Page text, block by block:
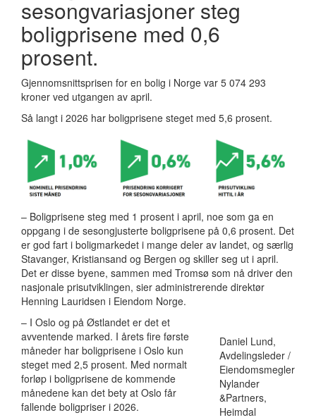
sesongvariasjoner steg
boligprisene med 0,6
prosent.
Gjennomsnittsprisen for en bolig i Norge var 5 074 293
kroner ved utgangen av april.
Så langt i 2026 har boligprisene steget med 5,6 prosent.
– Boligprisene steg med 1 prosent i april, noe som ga en
oppgang i de sesongjusterte boligprisene på 0,6 prosent. Det
er god fart i boligmarkedet i mange deler av landet, og særlig
Stavanger, Kristiansand og Bergen og skiller seg ut i april.
Det er disse byene, sammen med Tromsø som nå driver den
nasjonale prisutviklingen, sier administrerende direktør
Henning Lauridsen i Eiendom Norge.
Daniel Lund,
Avdelingsleder /
Eiendomsmegler
Nylander
&Partners,
Heimdal
– I Oslo og på Østlandet er det et
avventende marked. I årets fire første
måneder har boligprisene i Oslo kun
steget med 2,5 prosent. Med normalt
forløp i boligprisene de kommende
månedene kan det bety at Oslo får
fallende boligpriser i 2026.